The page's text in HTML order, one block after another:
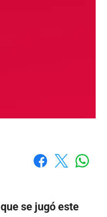
que se jugó este